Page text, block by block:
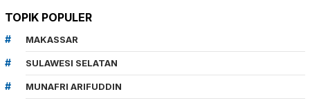
TOPIK POPULER
MAKASSAR
SULAWESI SELATAN
MUNAFRI ARIFUDDIN